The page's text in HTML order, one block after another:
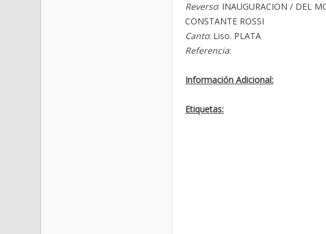
Reverso: INAUGURACION / DEL
CONSTANTE ROSSI
Canto: Liso. PLATA
Referencia:
Información Adicional:
Etiquetas: